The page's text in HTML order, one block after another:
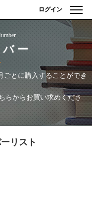
ログイン
ー
とに購入することができ
らからお買い求めくださ
リスト